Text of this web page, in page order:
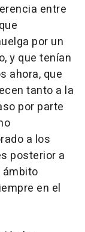
entre
por un
y que tenían
ahora, que
tanto a la
por parte
a los
posterior a
ámbito
en el